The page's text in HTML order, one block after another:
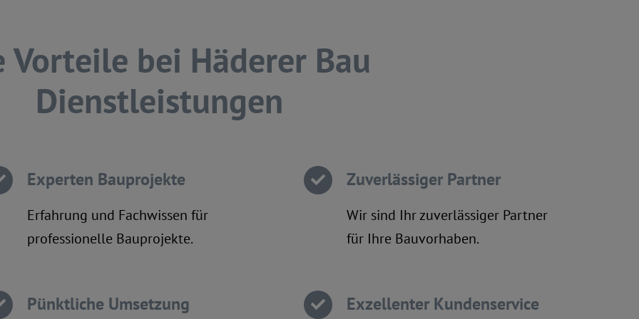
Vorteile bei Häderer Bau
Dienstleistungen
Experten Bauprojekte
Erfahrung und Fachwissen für
professionelle Bauprojekte.
Zuverlässiger Partner
Wir sind Ihr zuverlässiger Partner
für Ihre Bauvorhaben.
Pünktliche Umsetzung Exzellenter Kundenservice